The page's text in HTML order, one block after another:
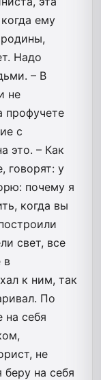
ему
Надо
– В
не
профучете
с
это. – Как
говорят: у
почему я
когда вы
свет, все
в
к ним, так
По
на себя
не
на себя